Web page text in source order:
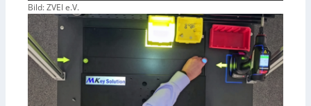
Bild: ZVEI e.V.